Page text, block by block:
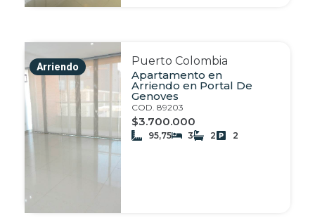
Arriendo
Puerto Colombia
Apartamento en
Arriendo en Portal De
Genoves
COD. 89203
$3.700.000
95,75 3 2 2